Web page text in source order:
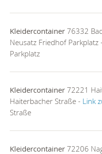
Kleidercontainer 76332
Neusatz Friedhof Parkplatz -
Parkplatz
Kleidercontainer 72221
Haiterbacher Straße - Link
Straße
Kleidercontainer 72206